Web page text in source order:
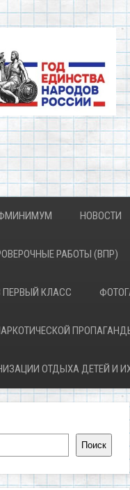
НОВОСТИ
РАБОТЫ (ВПР)
КЛАСС
ОТДЫХА ДЕТЕЙ И
Поиск